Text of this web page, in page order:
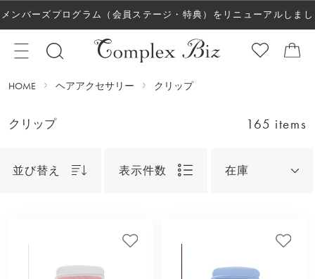
メンバーズプログラム（会員ステージ・特典）をリニューアルしまし
た！
HOME ヘアアクセサリー クリップ
クリップ 165 items
並び替え 表示件数 在庫